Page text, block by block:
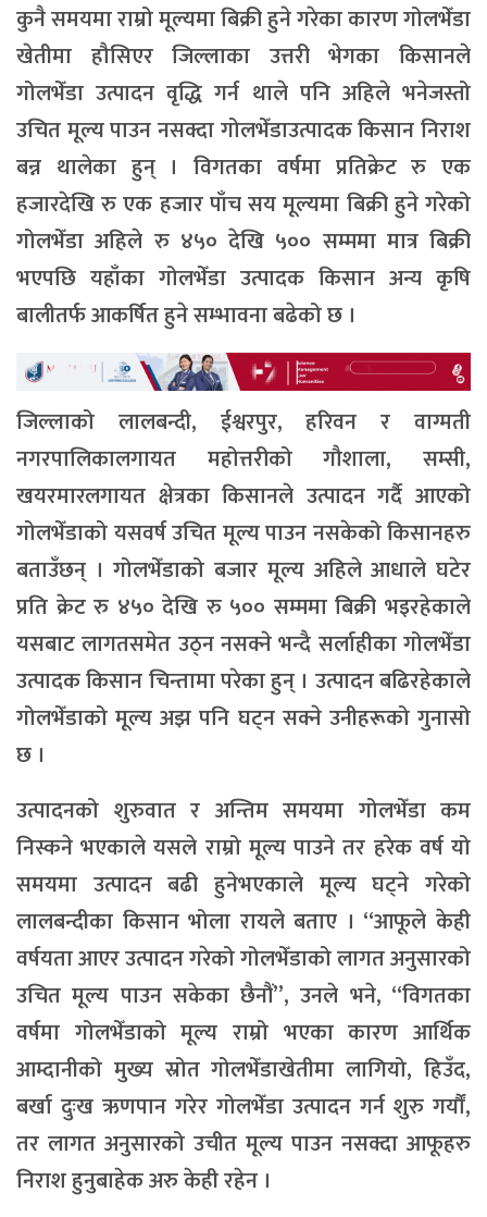
कुनै समयमा राम्रो मूल्यमा बिक्री हुने गरेका कारण गोलभेँडा
खेतीमा हौसिएर जिल्लाका उत्तरी भेगका किसानले
गोलभेँडा उत्पादन वृद्धि गर्न थाले पनि अहिले भनेजस्तो
उचित मूल्य पाउन नसक्दा गोलभेँडाउत्पादक किसान निराश
बन्न थालेका हुन् । विगतका वर्षमा प्रतिक्रेट रु एक
हजारदेखि रु एक हजार पाँच सय मूल्यमा बिक्री हुने गरेको
गोलभेँडा अहिले रु ४५० देखि ५०० सम्ममा मात्र बिक्री
भएपछि यहाँका गोलभेँडा उत्पादक किसान अन्य कृषि
बालीतर्फ आकर्षित हुने सम्भावना बढेको छ ।
जिल्लाको लालबन्दी, ईश्वरपुर, हरिवन र वाग्मती
नगरपालिकालगायत महोत्तरीको गौशाला, सम्सी,
खयरमारलगायत क्षेत्रका किसानले उत्पादन गर्दै आएको
गोलभेँडाको यसवर्ष उचित मूल्य पाउन नसकेको किसानहरु
बताउँछन् । गोलभेँडाको बजार मूल्य अहिले आधाले घटेर
प्रति क्रेट रु ४५० देखि रु ५०० सम्ममा बिक्री भइरहेकाले
यसबाट लागतसमेत उठ्न नसक्ने भन्दै सर्लाहीका गोलभेँडा
उत्पादक किसान चिन्तामा परेका हुन् । उत्पादन बढिरहेकाले
गोलभेँडाको मूल्य अझ पनि घट्न सक्ने उनीहरूको गुनासो
छ ।
उत्पादनको शुरुवात र अन्तिम समयमा गोलभेँडा कम
निस्कने भएकाले यसले राम्रो मूल्य पाउने तर हरेक वर्ष यो
समयमा उत्पादन बढी हुनेभएकाले मूल्य घट्ने गरेको
लालबन्दीका किसान भोला रायले बताए । “आफूले केही
वर्षयता आएर उत्पादन गरेको गोलभेँडाको लागत अनुसारको
उचित मूल्य पाउन सकेका छैनौं”, उनले भने, “विगतका
वर्षमा गोलभेँडाको मूल्य राम्रो भएका कारण आर्थिक
आम्दानीको मुख्य स्रोत गोलभेँडाखेतीमा लागियो, हिउँद,
बर्खा दुःख ऋणपान गरेर गोलभेँडा उत्पादन गर्न शुरु गर्यौं,
तर लागत अनुसारको उचीत मूल्य पाउन नसक्दा आफूहरु
निराश हुनुबाहेक अरु केही रहेन ।